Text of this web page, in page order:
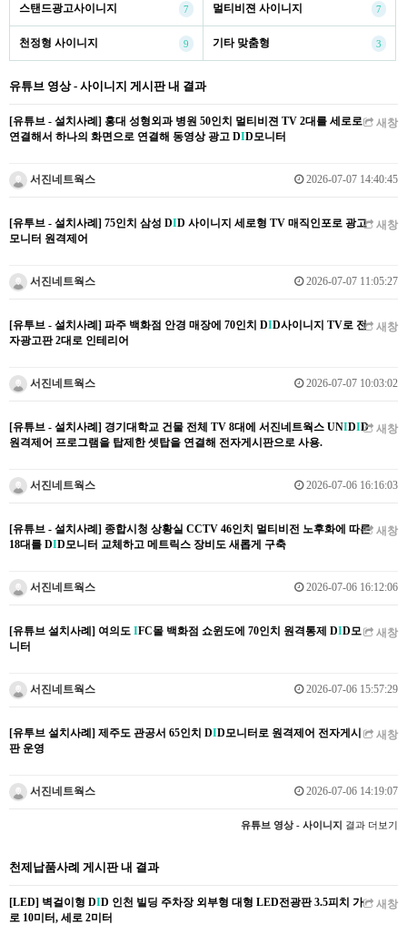
스탠드광고사이니지 7 멀티비젼 사이니지 7
천정형 사이니지 9 기타 맞춤형 3
유튜브 영상 - 사이니지 게시판 내 결과
[유튜브 - 설치사례] 홍대 성형외과 병원 50인치 멀티비젼 TV 2대를 세로로
연결해서 하나의 화면으로 연결해 동영상 광고 DID모니터
새창
서진네트웍스 2026-07-07 14:40:45
[유투브 - 설치사례] 75인치 삼성 DID 사이니지 세로형 TV 매직인포로 광고
모니터 원격제어
새창
서진네트웍스 2026-07-07 11:05:27
[유투브 - 설치사례] 파주 백화점 안경 매장에 70인치 DID사이니지 TV로 전
자광고판 2대로 인테리어
새창
서진네트웍스 2026-07-07 10:03:02
[유튜브 - 설치사례] 경기대학교 건물 전체 TV 8대에 서진네트웍스 UNIDID
원격제어 프로그램을 탑제한 셋탑을 연결해 전자게시판으로 사용.
새창
서진네트웍스 2026-07-06 16:16:03
[유튜브 - 설치사례] 종합시청 상황실 CCTV 46인치 멀티비전 노후화에 따른
18대를 DID모니터 교체하고 메트릭스 장비도 새롭게 구축
새창
서진네트웍스 2026-07-06 16:12:06
[유튜브 설치사례] 여의도 IFC몰 백화점 쇼윈도에 70인치 원격통제 DID모
니터
새창
서진네트웍스 2026-07-06 15:57:29
[유투브 설치사례] 제주도 관공서 65인치 DID모니터로 원격제어 전자게시
판 운영
새창
서진네트웍스 2026-07-06 14:19:07
유튜브 영상 - 사이니지 결과 더보기
천제납품사례 게시판 내 결과
[LED] 벽걸이형 DID 인천 빌딩 주차장 외부형 대형 LED전광판 3.5피치 가
로 10미터, 세로 2미터
새창